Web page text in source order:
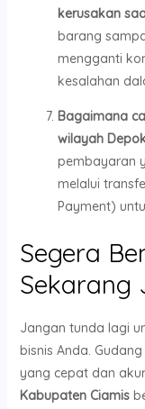
kerusakan
barang
mengganti
kesalahan
Bagaimana
wilayah
pembayaran
melalui
Payment)
Segera
Sekarang
Jangan tunda lagi
bisnis Anda.
yang cepat dan
Kabupaten Ciamis